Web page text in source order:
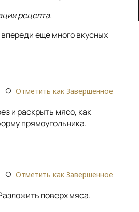
рецепта.
впереди еще много вкусных
Отметить как Завершенное
и раскрыть мясо, как
прямоугольника.
Отметить как Завершенное
поверх мяса.